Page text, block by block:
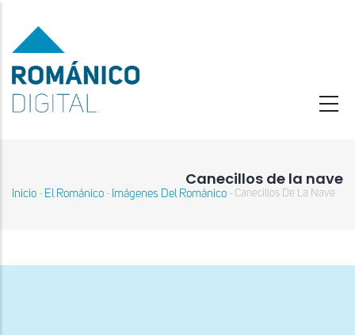
contenido
principal
Canecillos de la nave
Sobrescribir
Inicio - El Románico - Imágenes Del Románico - Canecillos De La Nave